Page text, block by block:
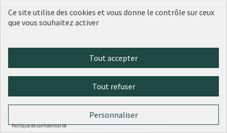
131 - Une nouvelle borne-fontaine
Ville de Lyon 0 0
Ce site utilise des cookies et vous donne le contrôle sur ceux
que vous souhaitez activer
Tout accepter
Tout refuser
Personnaliser
Politique de confidentialité